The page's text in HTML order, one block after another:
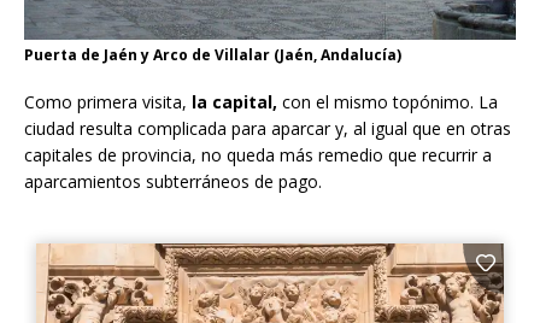
Puerta de Jaén y Arco de Villalar (Jaén, Andalucía)
Como primera visita, la capital, con el mismo topónimo. La
ciudad resulta complicada para aparcar y, al igual que en otras
capitales de provincia, no queda más remedio que recurrir a
aparcamientos subterráneos de pago.